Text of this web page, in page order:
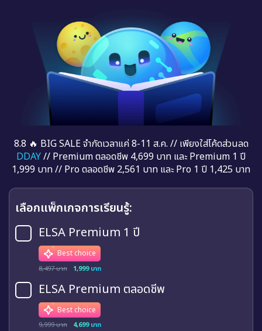
8.8 🔥 BIG SALE จำกัดเวลาแค่ 8-11 ส.ค. // เพียงใส่โค้ดส่วนลด
DDAY// Premium ตลอดชีพ 4,699 บาท และ Premium 1 ปี
1,999 บาท // Pro ตลอดชีพ 2,561 บาท และ Pro 1 ปี 1,425 บาท
เลือกแพ็กเกจการเรียนรู้:
ELSA Premium 1 ปี
Best choice
8,497 บาท 1,999 บาท
ELSA Premium ตลอดชีพ
Best choice
9,999 บาท 4,699 บาท